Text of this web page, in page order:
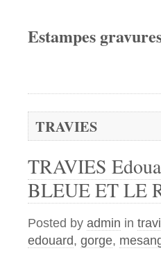
Estampes
TRAVIES
TRAVIES
BLEUE ET LE
Posted by admin in
edouard, gorge,